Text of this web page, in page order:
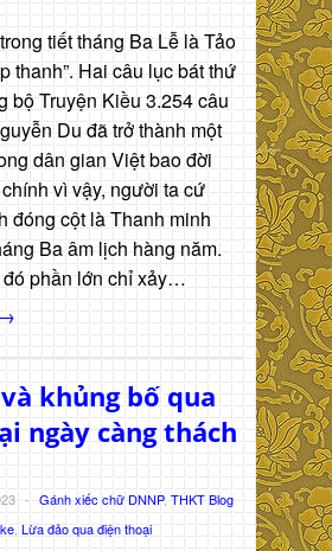
tiết tháng Ba Lễ là Tảo
thanh”. Hai câu lục bát thứ
bộ Truyện Kiều 3.254 câu
Du đã trở thành một
dân gian Việt bao đời
vì vậy, người ta cứ
đóng cột là Thanh minh
Ba âm lịch hàng năm.
phần lớn chỉ xảy…
khủng bố qua
ngày càng thách
- Gánh xiếc chữ DNNP, THKT Blog
Lừa đảo qua điện thoại